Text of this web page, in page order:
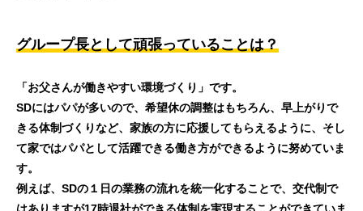
グループ長として頑張っていることは？
「お父さんが働きやすい環境づくり」です。
SDにはパパが多いので、希望休の調整はもちろん、早上がりで
きる体制づくりなど、家族の方に応援してもらえるように、そし
て家ではパパとして活躍できる働き方ができるように努めていま
す。
例えば、SDの１日の業務の流れを統一化することで、交代制で
はありますが17時退社ができる体制を実現することができていま